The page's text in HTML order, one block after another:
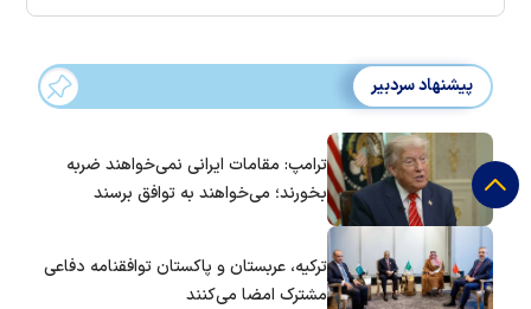
پیشنهاد سردبیر
ترامپ: مقامات ایرانی نمی‌خواهند ضربه
بخورند؛ می‌خواهند به توافق برسند
ترکیه، عربستان و پاکستان توافقنامه دفاعی
مشترک امضا می‌کنند